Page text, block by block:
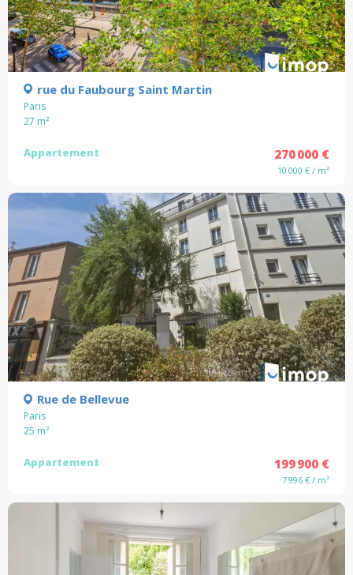
rue du Faubourg Saint Martin
Paris
27 m²
Appartement 270 000 €
10 000 € / m²
Rue de Bellevue
Paris
25 m²
Appartement 199 900 €
7 996 € / m²